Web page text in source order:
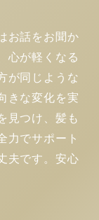
お話をお聞か
心が軽くなる
が同じような
きな変化を実
見つけ、髪も
力でサポート
夫です。安心